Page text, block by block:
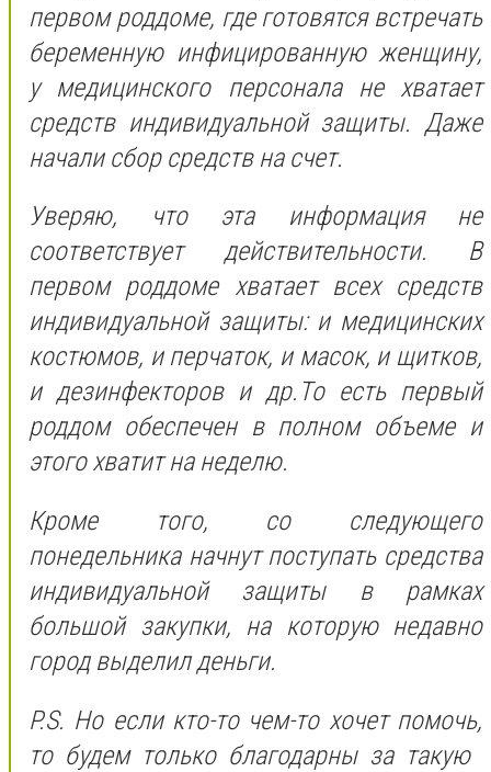
первом роддоме, где готовятся встречать
беременную инфицированную женщину,
у медицинского персонала не хватает
средств индивидуальной защиты. Даже
начали сбор средств на счет.
Уверяю, что эта информация не
соответствует действительности. В
первом роддоме хватает всех средств
индивидуальной защиты: и медицинских
костюмов, и перчаток, и масок, и щитков,
и дезинфекторов и др.То есть первый
роддом обеспечен в полном объеме и
этого хватит на неделю.
Кроме того, со следующего
понедельника начнут поступать средства
индивидуальной защиты в рамках
большой закупки, на которую недавно
город выделил деньги.
P.S. Но если кто-то чем-то хочет помочь,
то будем только благодарны за такую ​​